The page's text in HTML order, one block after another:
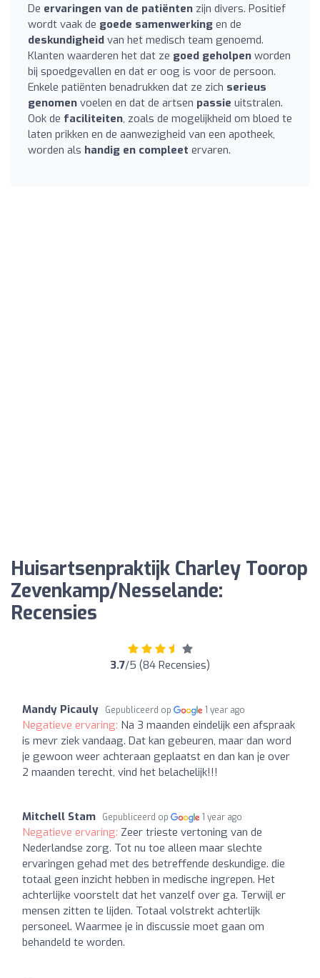
De ervaringen van de patiënten zijn divers. Positief
wordt vaak de goede samenwerking en de
deskundigheid van het medisch team genoemd.
Klanten waarderen het dat ze goed geholpen worden
bij spoedgevallen en dat er oog is voor de persoon.
Enkele patiënten benadrukken dat ze zich serieus
genomen voelen en dat de artsen passie uitstralen.
Ook de faciliteiten, zoals de mogelijkheid om bloed te
laten prikken en de aanwezigheid van een apotheek,
worden als handig en compleet ervaren.
Huisartsenpraktijk Charley Toorop
Zevenkamp/Nesselande:
Recensies
3.7/5 (84 Recensies)
Mandy Picauly Gepubliceerd op 1 year ago
Negatieve ervaring: Na 3 maanden eindelijk een afspraak
is mevr ziek vandaag. Dat kan gebeuren, maar dan word
je gewoon weer achteraan geplaatst en dan kan je over
2 maanden terecht, vind het belachelijk!!!
Mitchell Stam Gepubliceerd op 1 year ago
Negatieve ervaring: Zeer trieste vertoning van de
Nederlandse zorg. Tot nu toe alleen maar slechte
ervaringen gehad met des betreffende deskundige. die
totaal geen inzicht hebben in medische ingrepen. Het
achterlijke voorstelt dat het vanzelf over ga. Terwijl er
mensen zitten te lijden. Totaal volstrekt achterlijk
personeel. Waarmee je in discussie moet gaan om
behandeld te worden.